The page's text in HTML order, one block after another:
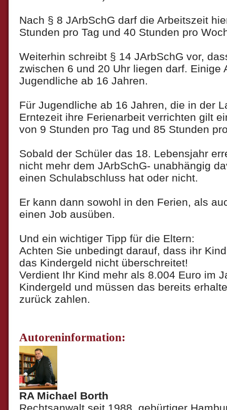
Nach § 8 JArbSchG darf die Arbeitszeit
Stunden pro Tag und 40 Stunden pro
Weiterhin schreibt § 14 JArbSchG vor,
zwischen 6 und 20 Uhr liegen darf. Einige
Jugendliche ab 16 Jahren.
Für Jugendliche ab 16 Jahren, die in der
Erntezeit ihre Ferienarbeit verrichten gilt
von 9 Stunden pro Tag und 85 Stunden
Sobald der Schüler das 18. Lebensjahr
nicht mehr dem JArbSchG- unabhängig
einen Schulabschluss hat oder nicht.
Er kann dann sowohl in den Ferien, als
einen Job ausüben.
Und ein wichtiger Tipp für die Eltern:
Achten Sie unbedingt darauf, dass ihr
das Kindergeld nicht überschreitet!
Verdient Ihr Kind mehr als 8.004 Euro im
Kindergeld und müssen das bereits
zurück zahlen.
Autoreninformation:
RA Michael Borth